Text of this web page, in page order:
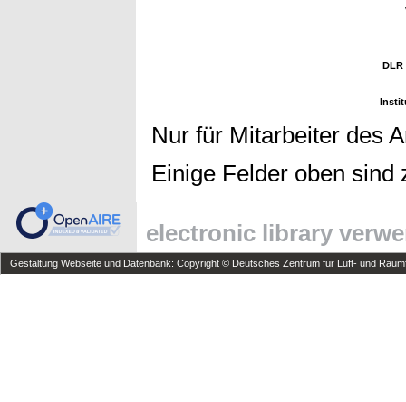
Nur für Mitarbeiter des
Einige Felder oben
electronic library
Gestaltung Webseite und Datenbank: Copyright © Deutsches Zentrum für Luft- und